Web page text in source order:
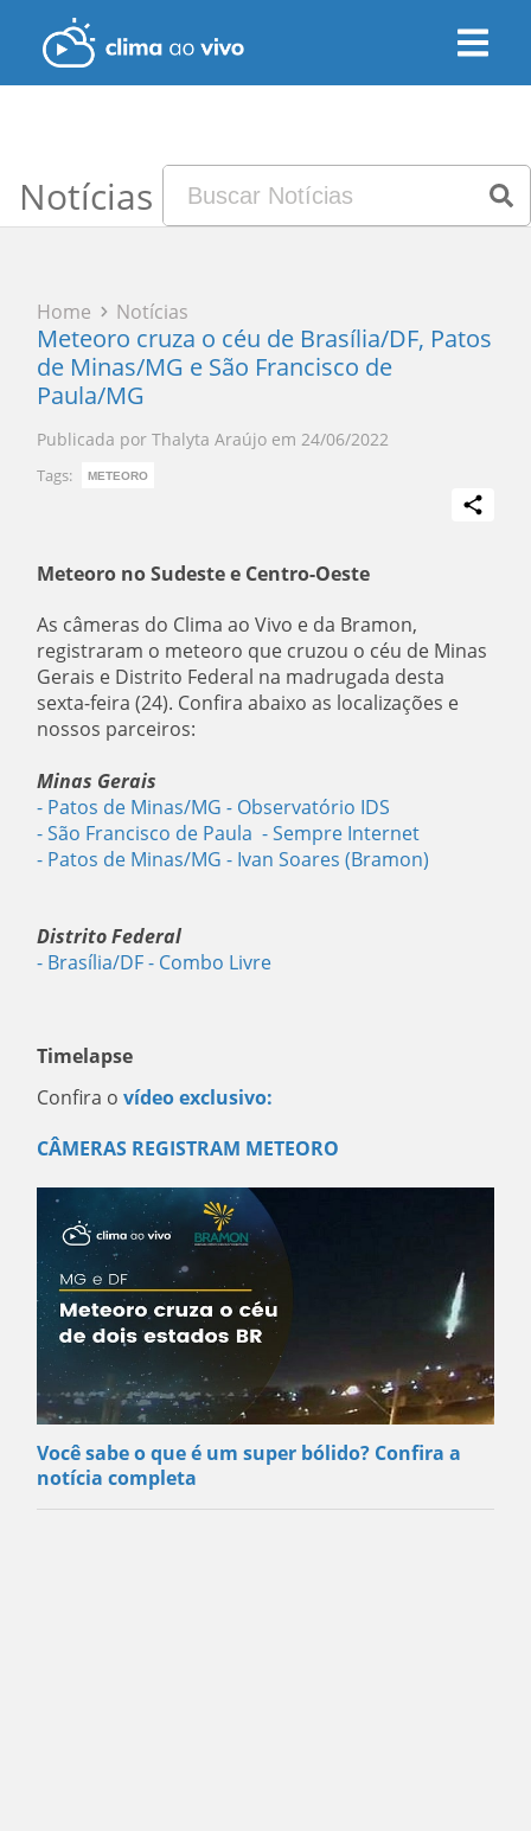
Notícias
Home Notícias
Meteoro cruza o céu de Brasília/DF, Patos
de Minas/MG e São Francisco de
Paula/MG
Publicada por Thalyta Araújo em 24/06/2022
Tags: METEORO
Meteoro no Sudeste e Centro-Oeste
As câmeras do Clima ao Vivo e da Bramon,
registraram o meteoro que cruzou o céu de Minas
Gerais e Distrito Federal na madrugada desta
sexta-feira (24). Confira abaixo as localizações e
nossos parceiros:
Minas Gerais
- Patos de Minas/MG - Observatório IDS
- São Francisco de Paula - Sempre Internet
- Patos de Minas/MG - Ivan Soares (Bramon)
Distrito Federal
- Brasília/DF- Combo Livre
Timelapse
Confira o vídeo exclusivo:
CÂMERAS REGISTRAM METEORO
Você sabe o que é um super bólido? Confira a
notícia completa